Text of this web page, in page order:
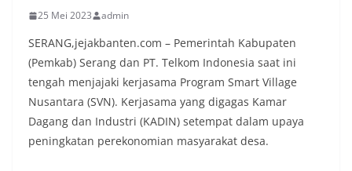
25 Mei 2023 admin
SERANG,jejakbanten.com – Pemerintah Kabupaten
(Pemkab) Serang dan PT. Telkom Indonesia saat ini
tengah menjajaki kerjasama Program Smart Village
Nusantara (SVN). Kerjasama yang digagas Kamar
Dagang dan Industri (KADIN) setempat dalam upaya
peningkatan perekonomian masyarakat desa.